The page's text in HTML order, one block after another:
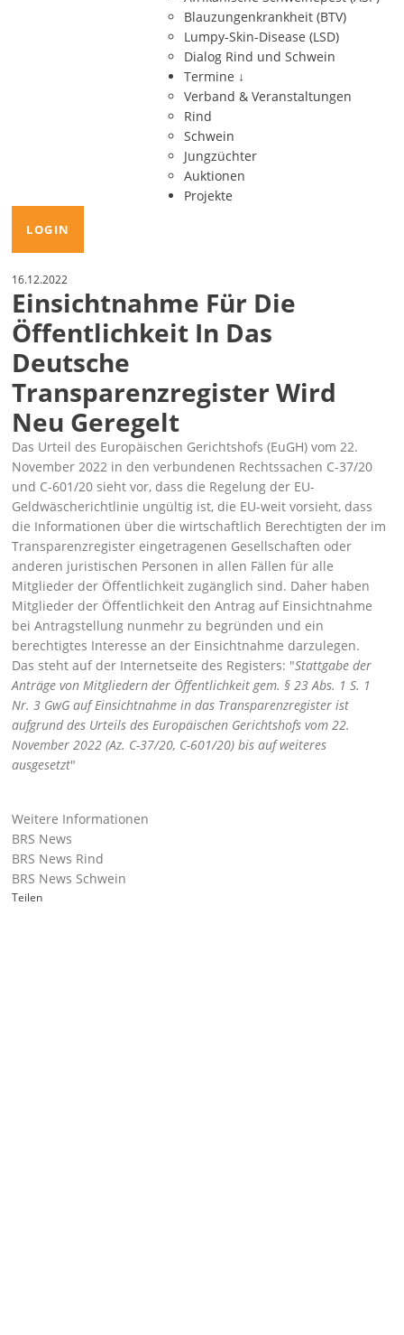
Blauzungenkrankheit (BTV)
Lumpy-Skin-Disease (LSD)
Dialog Rind und Schwein
Termine ↓
Verband & Veranstaltungen
Rind
Schwein
Jungzüchter
Auktionen
Projekte
LOGIN
16.12.2022
Einsichtnahme Für Die
Öffentlichkeit In Das
Deutsche
Transparenzregister Wird
Neu Geregelt
Das Urteil des Europäischen Gerichtshofs (EuGH) vom 22.
November 2022 in den verbundenen Rechtssachen C-37/20
und C-601/20 sieht vor, dass die Regelung der EU-
Geldwäscherichtlinie ungültig ist, die EU-weit vorsieht, dass
die Informationen über die wirtschaftlich Berechtigten der im
Transparenzregister eingetragenen Gesellschaften oder
anderen juristischen Personen in allen Fällen für alle
Mitglieder der Öffentlichkeit zugänglich sind. Daher haben
Mitglieder der Öffentlichkeit den Antrag auf Einsichtnahme
bei Antragstellung nunmehr zu begründen und ein
berechtigtes Interesse an der Einsichtnahme darzulegen.
Das steht auf der Internetseite des Registers:
Stattgabe der
Anträge von Mitgliedern der Öffentlichkeit gem. § 23 Abs. 1 S. 1
Nr. 3 GwG auf Einsichtnahme in das Transparenzregister ist
aufgrund des Urteils des Europäischen Gerichtshofs vom 22.
November 2022 (Az. C-37/20, C-601/20) bis auf weiteres
ausgesetzt
Weitere Informationen
BRS News
BRS News Rind
BRS News Schwein
Teilen